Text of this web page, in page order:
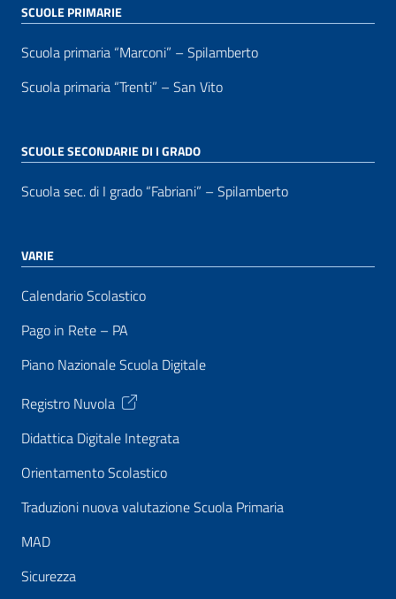
SCUOLE PRIMARIE
Scuola primaria “Marconi” – Spilamberto
Scuola primaria “Trenti” – San Vito
SCUOLE SECONDARIE DI I GRADO
Scuola sec. di I grado “Fabriani” – Spilamberto
VARIE
Calendario Scolastico
Pago in Rete – PA
Piano Nazionale Scuola Digitale
Registro Nuvola
Didattica Digitale Integrata
Orientamento Scolastico
Traduzioni nuova valutazione Scuola Primaria
MAD
Sicurezza